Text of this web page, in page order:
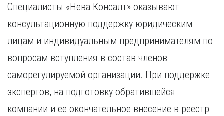
Специалисты «Нева Консалт» оказывают
консультационную поддержку юридическим
лицам и индивидуальным предпринимателям по
вопросам вступления в состав членов
саморегулируемой организации. При поддержке
экспертов, на подготовку обратившейся
компании и ее окончательное внесение в реестр